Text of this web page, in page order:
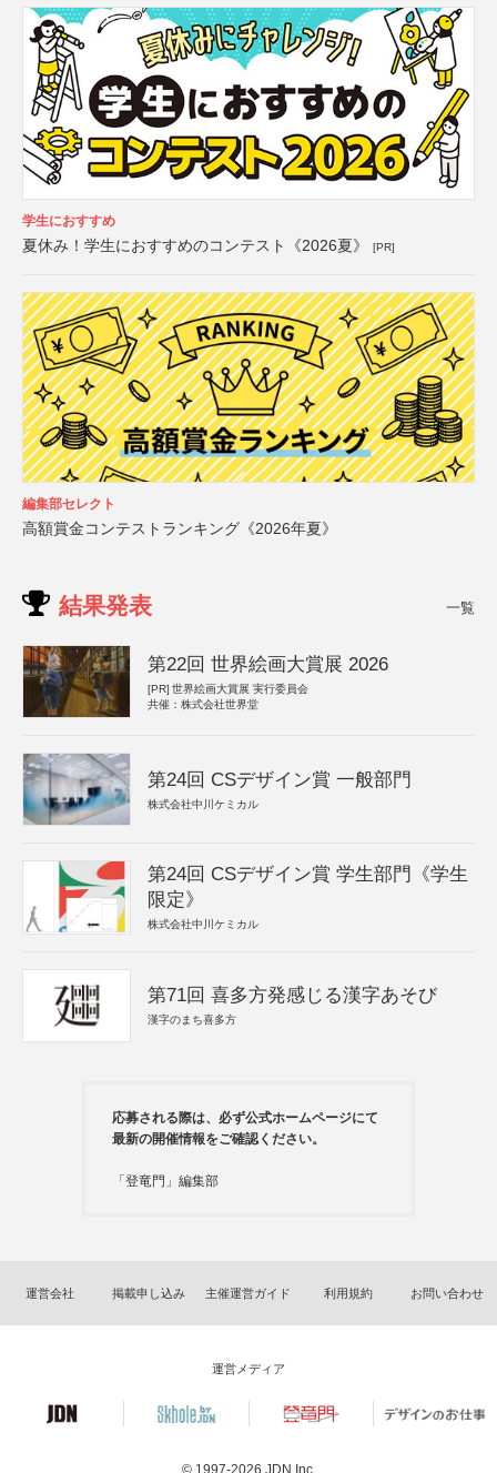
学生におすすめ
夏休み！学生におすすめのコンテスト《2026夏》 [PR]
編集部セレクト
高額賞金コンテストランキング《2026年夏》
結果発表 一覧
第22回 世界絵画大賞展 2026
[PR] 世界絵画大賞展 実行委員会
共催：株式会社世界堂
第24回 CSデザイン賞 一般部門
株式会社中川ケミカル
第24回 CSデザイン賞 学生部門《学生
限定》
株式会社中川ケミカル
第71回 喜多方発感じる漢字あそび
漢字のまち喜多方
応募される際は、必ず公式ホームページにて
最新の開催情報をご確認ください。
「登竜門」編集部
運営会社 掲載申し込み 主催運営ガイド 利用規約 お問い合わせ
運営メディア
© 1997-2026 JDN Inc.